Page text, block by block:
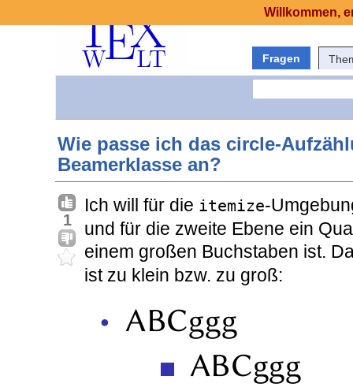
Fragen
Wie passe ich das circle-
Beamerklasse an?
1
Ich will für die itemize-
und für die zweite Ebene ein
einem großen Buchstaben ist.
ist zu klein bzw. zu groß:
Willkommen,